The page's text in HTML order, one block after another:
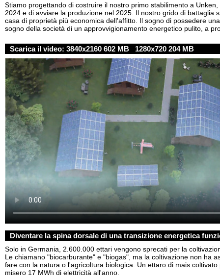
Stiamo progettando di costruire il nostro primo stabilimento a
2024 e di avviare la produzione nel 2025. Il nostro grido di battaglia
casa di proprietà più economica dell'affitto. Il sogno di possedere
sogno della società di un approvvigionamento energetico pulito, a
Scarica il video: 3840x2160 602 MB 1280x720 204 MB
Diventare la spina dorsale di una transizione energetica
Solo in Germania, 2.600.000 ettari vengono sprecati per la
Le chiamano "biocarburante" e "biogas", ma la coltivazione non ha
fare con la natura o l'agricoltura biologica. Un ettaro di mais
misero 17 MWh di elettricità all'anno.